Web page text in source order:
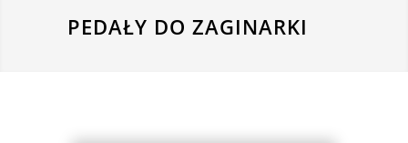
PEDAŁY DO ZAGINARKI